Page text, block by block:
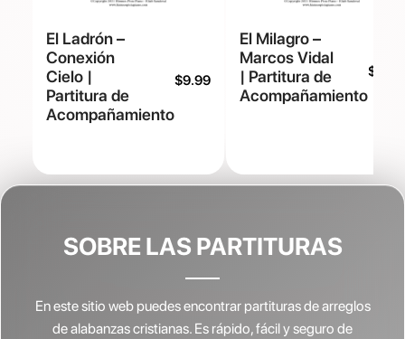
El Ladrón –
Conexión
Cielo |
Partitura de
Acompañamiento
$9.99
El Milagro –
Marcos Vidal
| Partitura de
Acompañamiento
$
SOBRE LAS PARTITURAS
En este sitio web puedes encontrar partituras de arreglos
de alabanzas cristianas. Es rápido, fácil y seguro de